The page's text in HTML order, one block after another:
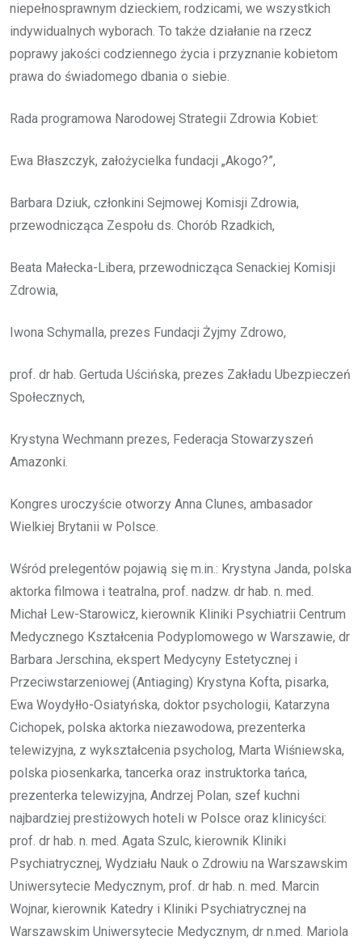
niepełnosprawnym dzieckiem, rodzicami, we wszystkich
indywidualnych wyborach. To także działanie na rzecz
poprawy jakości codziennego życia i przyznanie kobietom
prawa do świadomego dbania o siebie.
Rada programowa Narodowej Strategii Zdrowia Kobiet:
Ewa Błaszczyk, założycielka fundacji „Akogo?”,
Barbara Dziuk, członkini Sejmowej Komisji Zdrowia,
przewodnicząca Zespołu ds. Chorób Rzadkich,
Beata Małecka-Libera, przewodnicząca Senackiej Komisji
Zdrowia,
Iwona Schymalla, prezes Fundacji Żyjmy Zdrowo,
prof. dr hab. Gertuda Uścińska, prezes Zakładu Ubezpieczeń
Społecznych,
Krystyna Wechmann prezes, Federacja Stowarzyszeń
Amazonki.
Kongres uroczyście otworzy Anna Clunes, ambasador
Wielkiej Brytanii w Polsce.
Wśród prelegentów pojawią się m.in.: Krystyna Janda, polska
aktorka filmowa i teatralna, prof. nadzw. dr hab. n. med.
Michał Lew-Starowicz, kierownik Kliniki Psychiatrii Centrum
Medycznego Kształcenia Podyplomowego w Warszawie, dr
Barbara Jerschina, ekspert Medycyny Estetycznej i
Przeciwstarzeniowej (Antiaging) Krystyna Kofta, pisarka,
Ewa Woydyłło-Osiatyńska, doktor psychologii, Katarzyna
Cichopek, polska aktorka niezawodowa, prezenterka
telewizyjna, z wykształcenia psycholog, Marta Wiśniewska,
polska piosenkarka, tancerka oraz instruktorka tańca,
prezenterka telewizyjna, Andrzej Polan, szef kuchni
najbardziej prestiżowych hoteli w Polsce oraz klinicyści:
prof. dr hab. n. med. Agata Szulc, kierownik Kliniki
Psychiatrycznej, Wydziału Nauk o Zdrowiu na Warszawskim
Uniwersytecie Medycznym, prof. dr hab. n. med. Marcin
Wojnar, kierownik Katedry i Kliniki Psychiatrycznej na
Warszawskim Uniwersytecie Medycznym, dr n.med. Mariola